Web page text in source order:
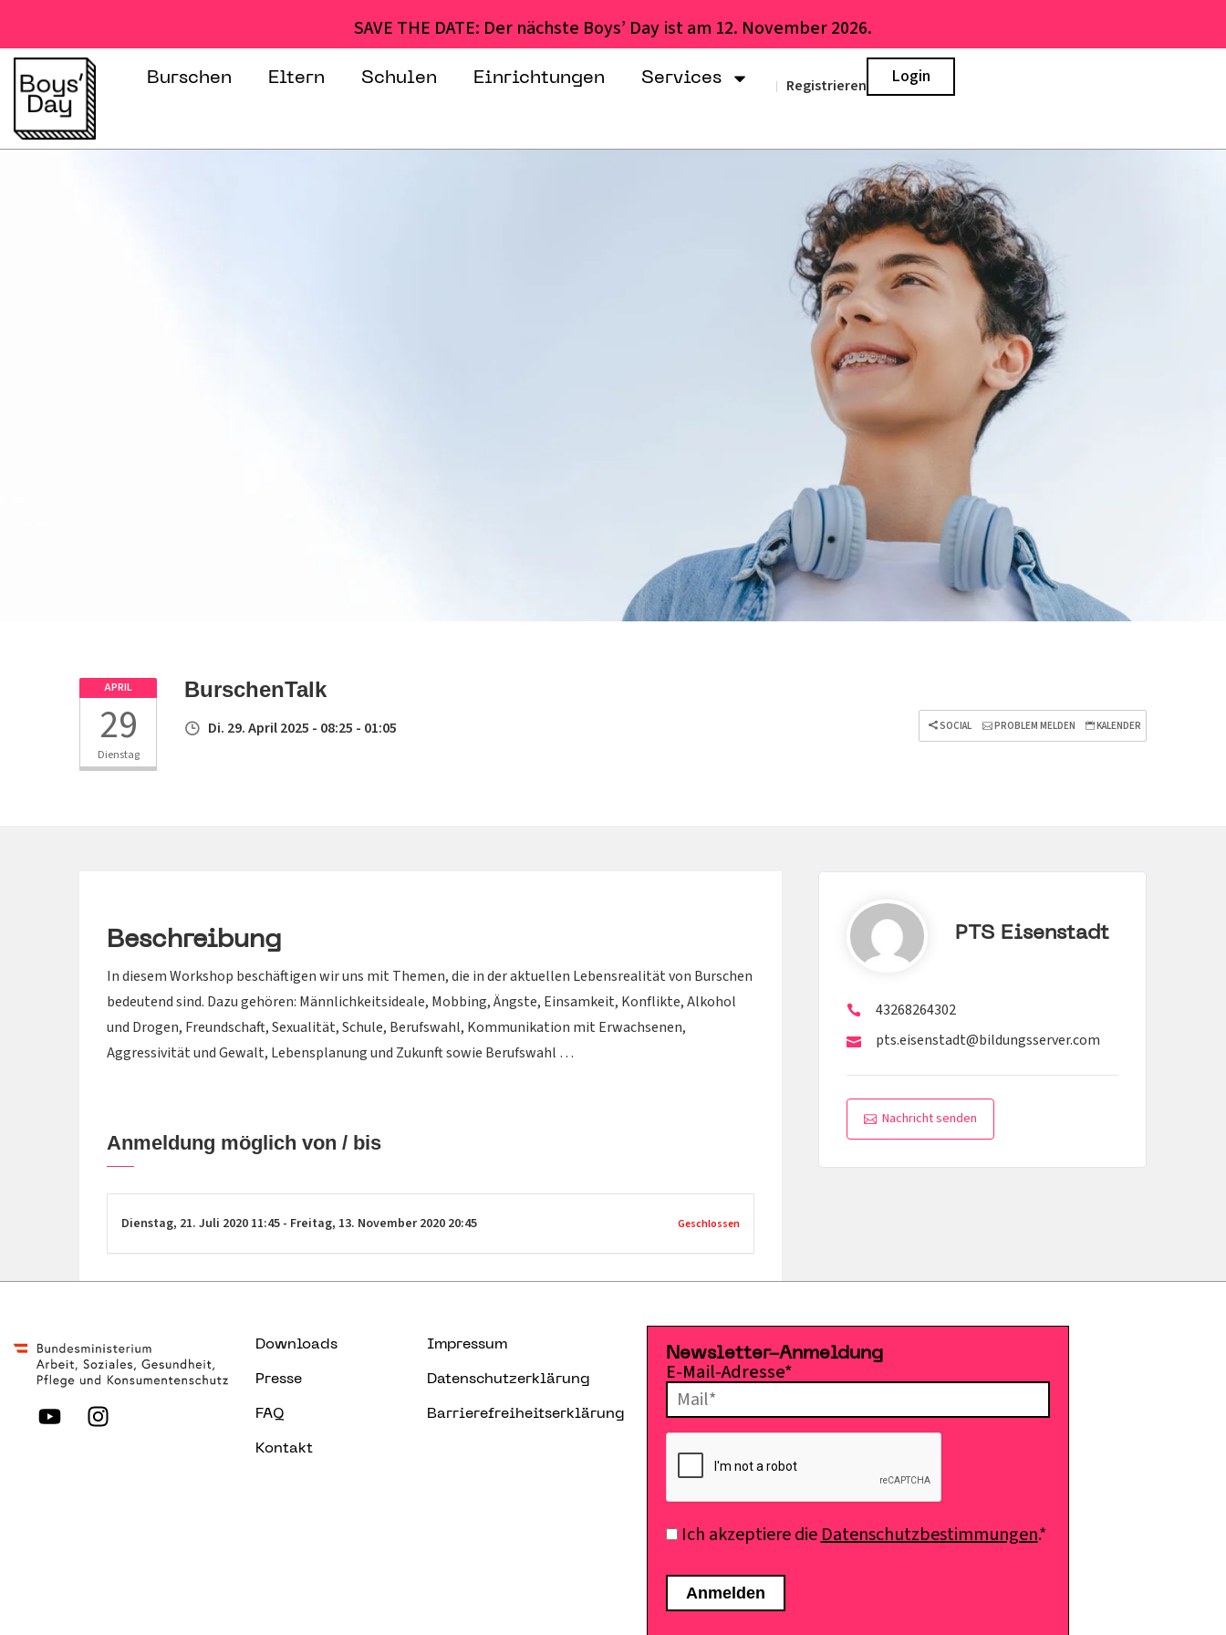
SAVE THE DATE: Der nächste Boys’ Day ist am 12. November 2026.
Burschen Eltern Schulen Einrichtungen Services | Registrieren Login
APRIL
29
Dienstag
BurschenTalk
Di. 29. April 2025 - 08:25 - 01:05 SOCIAL PROBLEM MELDEN KALENDER
Beschreibung
In diesem Workshop beschäftigen wir uns mit Themen, die in der aktuellen Lebensrealität von Burschen
bedeutend sind. Dazu gehören: Männlichkeitsideale, Mobbing, Ängste, Einsamkeit, Konflikte, Alkohol
und Drogen, Freundschaft, Sexualität, Schule, Berufswahl, Kommunikation mit Erwachsenen,
Aggressivität und Gewalt, Lebensplanung und Zukunft sowie Berufswahl …
Anmeldung möglich von / bis
Dienstag, 21. Juli 2020 11:45 - Freitag, 13. November 2020 20:45 Geschlossen
PTS Eisenstadt
43268264302
pts.eisenstadt@bildungsserver.com
Nachricht senden
Downloads
Presse
FAQ
Kontakt
Impressum
Datenschutzerklärung
Barrierefreiheitserklärung
Newsletter-Anmeldung
E-Mail-Adresse*
Ich akzeptiere dieDatenschutzbestimmungen.*